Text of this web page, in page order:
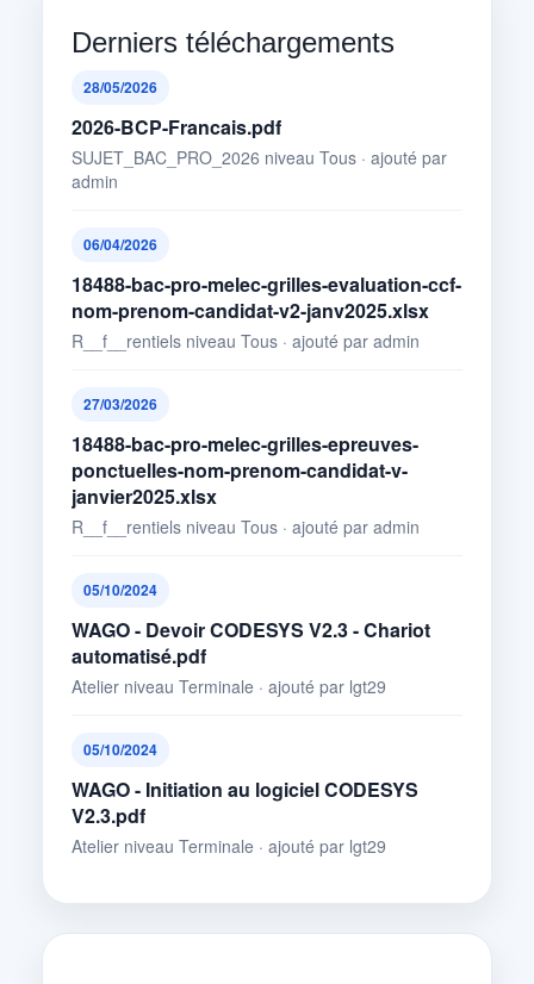
Derniers téléchargements
28/05/2026
2026-BCP-Francais.pdf
SUJET_BAC_PRO_2026 niveau Tous · ajouté par
admin
06/04/2026
18488-bac-pro-melec-grilles-evaluation-ccf-
nom-prenom-candidat-v2-janv2025.xlsx
R__f__rentiels niveau Tous · ajouté par admin
27/03/2026
18488-bac-pro-melec-grilles-epreuves-
ponctuelles-nom-prenom-candidat-v-
janvier2025.xlsx
R__f__rentiels niveau Tous · ajouté par admin
05/10/2024
WAGO - Devoir CODESYS V2.3 - Chariot
automatisé.pdf
Atelier niveau Terminale · ajouté par lgt29
05/10/2024
WAGO - Initiation au logiciel CODESYS
V2.3.pdf
Atelier niveau Terminale · ajouté par lgt29